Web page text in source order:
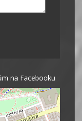
na Facebooku